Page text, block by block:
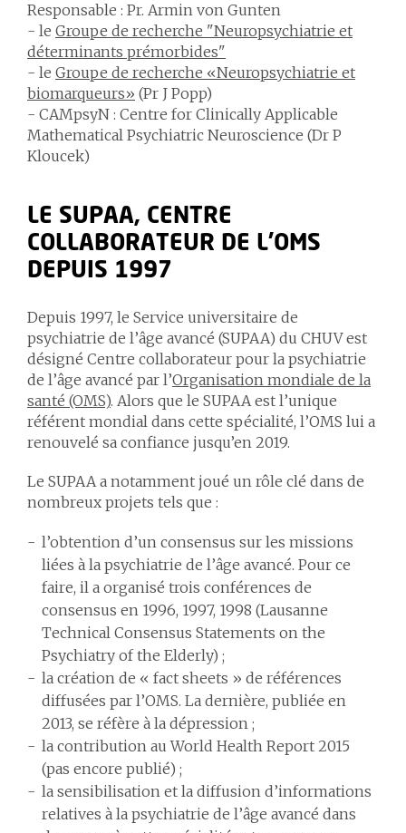
Responsable : Pr. Armin von Gunten
- le Groupe de recherche "Neuropsychiatrie et
déterminants prémorbides"
- le Groupe de recherche «Neuropsychiatrie et
biomarqueurs» (Pr J Popp)
- CAMpsyN : Centre for Clinically Applicable
Mathematical Psychiatric Neuroscience (Dr P
Kloucek)
LE SUPAA, CENTRE
COLLABORATEUR DE L’OMS
DEPUIS 1997
Depuis 1997, le Service universitaire de
psychiatrie de l’âge avancé (SUPAA) du CHUV est
désigné Centre collaborateur pour la psychiatrie
de l’âge avancé par l’Organisation mondiale de la
santé (OMS). Alors que le SUPAA est l’unique
référent mondial dans cette spécialité, l’OMS lui a
renouvelé sa confiance jusqu’en 2019.
Le SUPAA a notamment joué un rôle clé dans de
nombreux projets tels que :
l’obtention d’un consensus sur les missions
liées à la psychiatrie de l’âge avancé. Pour ce
faire, il a organisé trois conférences de
consensus en 1996, 1997, 1998 (Lausanne
Technical Consensus Statements on the
Psychiatry of the Elderly) ;
la création de « fact sheets » de références
diffusées par l’OMS. La dernière, publiée en
2013, se réfère à la dépression ;
la contribution au World Health Report 2015
(pas encore publié) ;
la sensibilisation et la diffusion d’informations
relatives à la psychiatrie de l’âge avancé dans